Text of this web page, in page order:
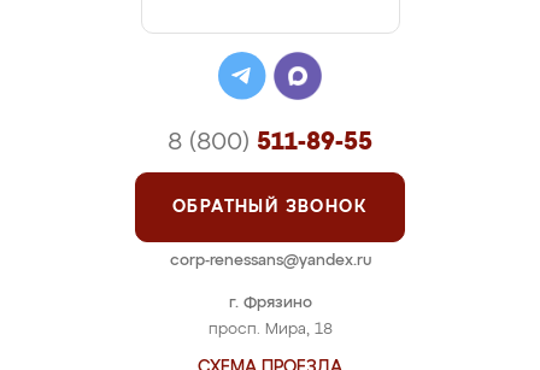
г. Фрязино
просп. Мира, 18
8 (800) 511-89-55
ОБРАТНЫЙ ЗВОНОК
corp-renessans@yandex.ru